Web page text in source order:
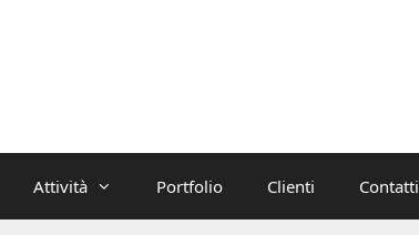
Attività Portfolio Clienti Contatti